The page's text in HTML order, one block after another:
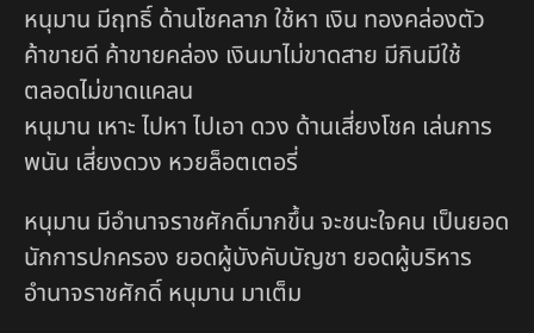
หนุมาน มีฤทธิ์ ด้านโชคลาภ ใช้หา เงิน ทองคล่องตัว
ค้าขายดี ค้าขายคล่อง เงินมาไม่ขาดสาย มีกินมีใช้
ตลอดไม่ขาดแคลน
หนุมาน เหาะ ไปหา ไปเอา ดวง ด้านเสี่ยงโชค เล่นการ
พนัน เสี่ยงดวง หวยล็อตเตอรี่
หนุมาน มีอำนาจราชศักดิ์มากขึ้น จะชนะใจคน เป็นยอด
นักการปกครอง ยอดผู้บังคับบัญชา ยอดผู้บริหาร
อำนาจราชศักดิ์ หนุมาน มาเต็ม